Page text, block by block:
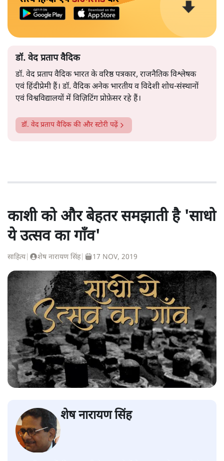
डॉ. वेद प्रताप वैदिक
डॉ. वेद प्रताप वैदिक भारत के वरिष्ठ पत्रकार, राजनैतिक विश्लेषक
एवं हिंदीप्रेमी हैं। डॉ. वैदिक अनेक भारतीय व विदेशी शोध-संस्थानों
एवं विश्वविद्यालयों में विज़िटिंग प्रोफ़ेसर रहे हैं।
डॉ. वेद प्रताप वैदिक की और स्टोरी पढ़ें
काशी को और बेहतर समझाती है 'साधो
ये उत्सव का गाँव'
साहित्य| शेष नारायण सिंह| 17 NOV, 2019
शेष नारायण सिंह